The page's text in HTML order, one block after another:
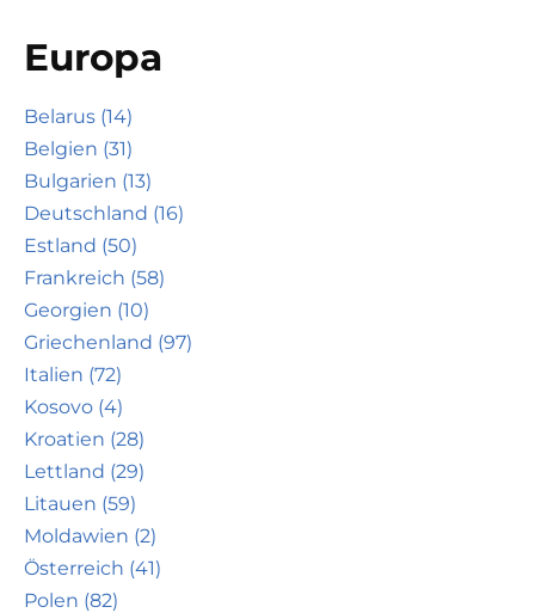
Europa
Belarus (14)
Belgien (31)
Bulgarien (13)
Deutschland (16)
Estland (50)
Frankreich (58)
Georgien (10)
Griechenland (97)
Italien (72)
Kosovo (4)
Kroatien (28)
Lettland (29)
Litauen (59)
Moldawien (2)
Österreich (41)
Polen (82)